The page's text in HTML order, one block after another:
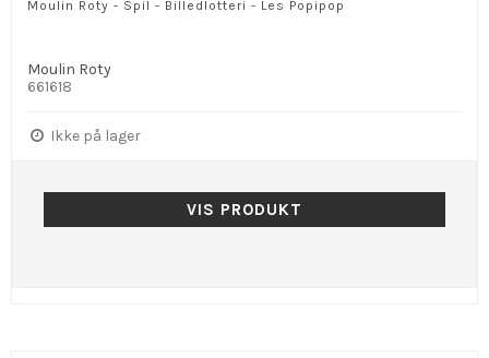
Moulin Roty - Spil - Billedlotteri - Les Popipop
Moulin Roty
661618
Ikke på lager
VIS PRODUKT